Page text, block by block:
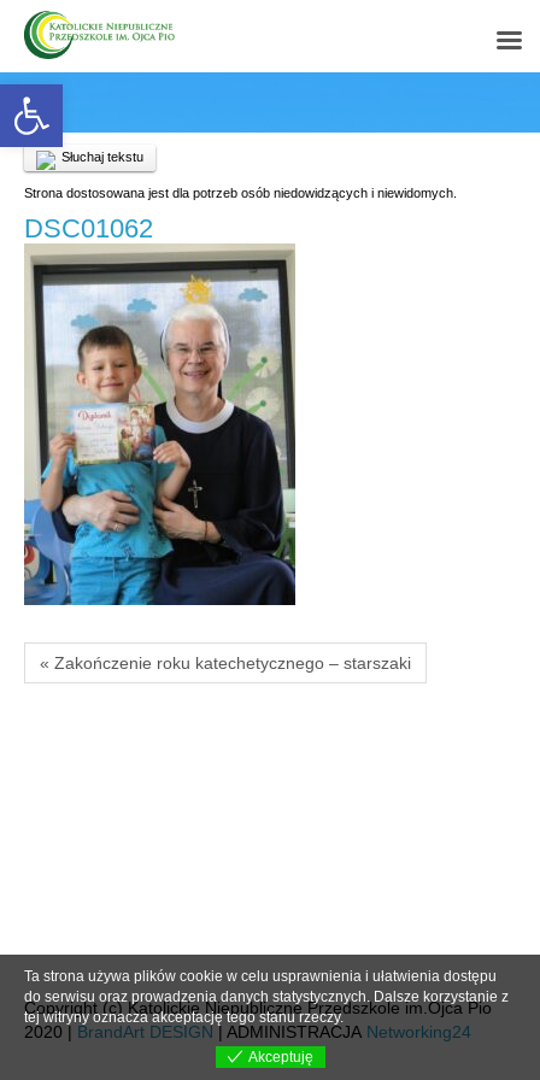
Open toolbar
Słuchaj tekstu
Strona dostosowana jest dla potrzeb osób niedowidzących i niewidomych.
DSC01062
« Zakończenie roku katechetycznego – starszaki
Copyright (c) Katolickie Niepubliczne Przedszkole im.Ojca Pio
2020 | BrandArt DESIGN | ADMINISTRACJA Networking24
Ta strona używa plików cookie w celu usprawnienia i ułatwienia dostępu
do serwisu oraz prowadzenia danych statystycznych. Dalsze korzystanie z
tej witryny oznacza akceptację tego stanu rzeczy.
Akceptuję